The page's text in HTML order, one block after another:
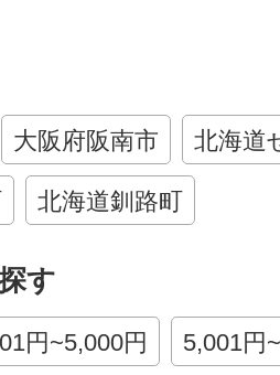
大阪府阪南市 北海道
北海道釧路町
す
円~5,000円 5,001円